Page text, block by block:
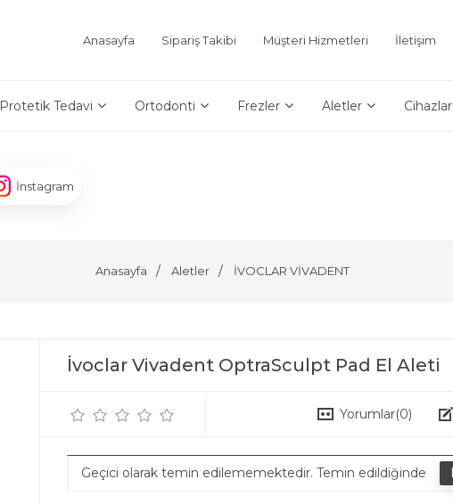
Anasayfa Sipariş Takibi Müşteri Hizmetleri İletişim
Protetik Tedavi Ortodonti Frezler Aletler Cihazlar
İnstagram
Anasayfa Aletler İVOCLAR VİVADENT
İvoclar Vivadent OptraSculpt Pad El Aleti
Yorumlar(0)
Geçici olarak temin edilememektedir. Temin edildiğinde